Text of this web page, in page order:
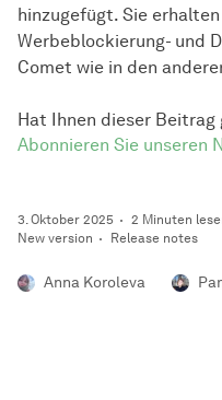
hinzugefügt. Sie
Werbeblockierung- und
Comet wie in den
Hat Ihnen dieser Beitrag
Abonnieren Sie unseren
3. Oktober 2025 2 Minuten
New version
Release notes
Anna Koroleva